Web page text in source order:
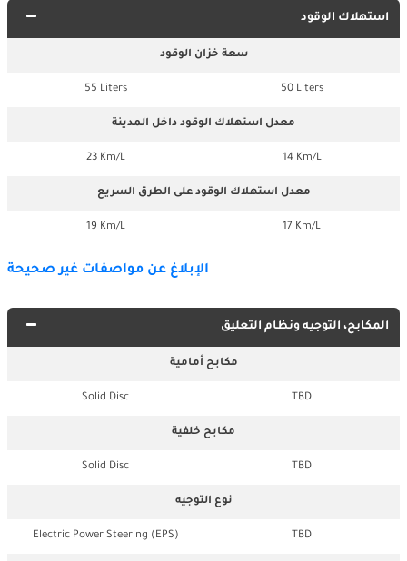
استهلاك الوقود
سعة خزان الوقود
50 Liters
55 Liters
معدل استهلاك الوقود داخل المدينة
14 Km/L
23 Km/L
معدل استهلاك الوقود على الطرق السريع
17 Km/L
19 Km/L
الإبلاغ عن مواصفات غير صحيحة
المكابح، التوجيه ونظام التعليق
مكابح أمامية
TBD
Solid Disc
مكابح خلفية
TBD
Solid Disc
نوع التوجيه
TBD
Electric Power Steering (EPS)